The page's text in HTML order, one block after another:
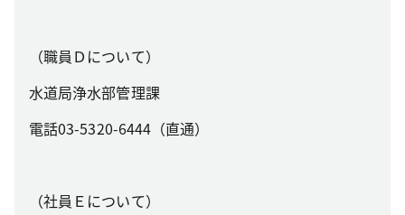
（職員Ｄについて）
水道局浄水部管理課
電話03-5320-6444（直通）
（社員Ｅについて）